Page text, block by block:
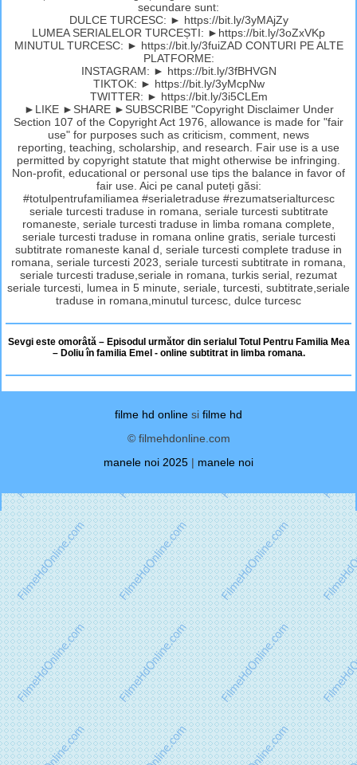
secundare sunt:
DULCE TURCESC: ► https://bit.ly/3yMAjZy
LUMEA SERIALELOR TURCEȘTI: ►https://bit.ly/3oZxVKp
MINUTUL TURCESC: ► https://bit.ly/3fuiZAD CONTURI PE ALTE
PLATFORME:
INSTAGRAM: ► https://bit.ly/3fBHVGN
TIKTOK: ► https://bit.ly/3yMcpNw
TWITTER: ► https://bit.ly/3i5CLEm
►LIKE ►SHARE ►SUBSCRIBE "Copyright Disclaimer Under
Section 107 of the Copyright Act 1976, allowance is made for "fair
use" for purposes such as criticism, comment, news
reporting, teaching, scholarship, and research. Fair use is a use
permitted by copyright statute that might otherwise be infringing.
Non-profit, educational or personal use tips the balance in favor of
fair use. Aici pe canal puteți găsi:
#totulpentrufamiliamea #serialetraduse #rezumatserialturcesc
seriale turcesti traduse in romana, seriale turcesti subtitrate
romaneste, seriale turcesti traduse in limba romana complete,
seriale turcesti traduse in romana online gratis, seriale turcesti
subtitrate romaneste kanal d, seriale turcesti complete traduse in
romana, seriale turcesti 2023, seriale turcesti subtitrate in romana,
seriale turcesti traduse,seriale in romana, turkis serial, rezumat
seriale turcesti, lumea in 5 minute, seriale, turcesti, subtitrate,seriale
traduse in romana,minutul turcesc, dulce turcesc
Sevgi este omorâtă – Episodul următor din serialul Totul Pentru Familia Mea
– Doliu în familia Emel - online subtitrat in limba romana.
filme hd online si filme hd
© filmehdonline.com
manele noi 2025 | manele noi